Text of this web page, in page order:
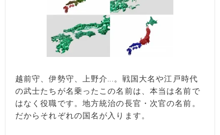
越前守、伊勢守、上野介...。戦国大名や江戸時代
の武士たちが名乗ったこの名前は、本当は名前で
はなく役職です。地方統治の長官・次官の名前。
だからそれぞれの国名が入ります。